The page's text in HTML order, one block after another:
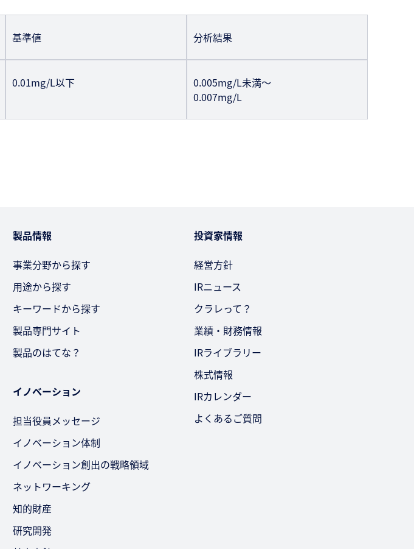
基準値 分析結果
0.01mg/L以下
0.005mg/L未満～
0.007mg/L
製品情報
事業分野から探す
用途から探す
キーワードから探す
製品専門サイト
製品のはてな？
イノベーション
担当役員メッセージ
イノベーション体制
イノベーション創出の戦略領域
ネットワーキング
知的財産
研究開発
投資家情報
経営方針
IRニュース
クラレって？
業績・財務情報
IRライブラリー
株式情報
IRカレンダー
よくあるご質問